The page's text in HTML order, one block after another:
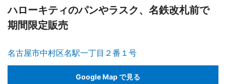
ハローキティのパンやラスク、名鉄改札前で
期間限定販売
名古屋市中村区名駅一丁目２番１号
Google Map で見る